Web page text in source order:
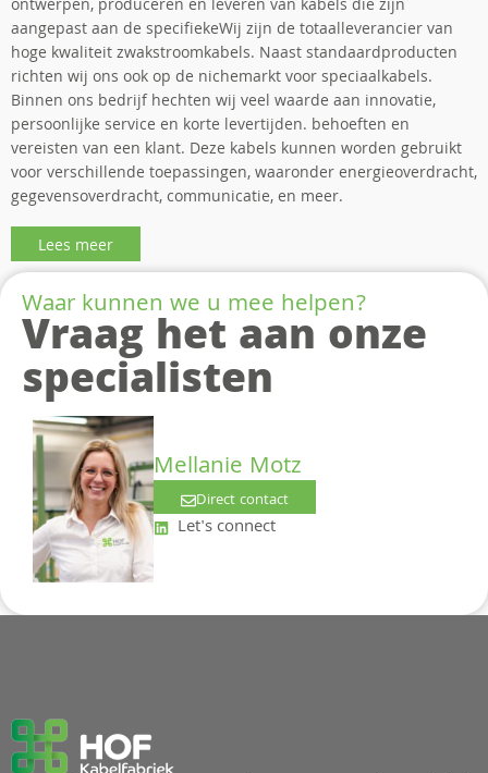
ontwerpen, produceren en leveren van kabels die zijn
aangepast aan de specifiekeWij zijn de totaalleverancier van
hoge kwaliteit zwakstroomkabels. Naast standaardproducten
richten wij ons ook op de nichemarkt voor speciaalkabels.
Binnen ons bedrijf hechten wij veel waarde aan innovatie,
persoonlijke service en korte levertijden. behoeften en
vereisten van een klant. Deze kabels kunnen worden gebruikt
voor verschillende toepassingen, waaronder energieoverdracht,
gegevensoverdracht, communicatie, en meer.
Lees meer
Waar kunnen we u mee helpen?
Vraag het aan onze
specialisten
Mellanie Motz
Direct contact
Let's connect